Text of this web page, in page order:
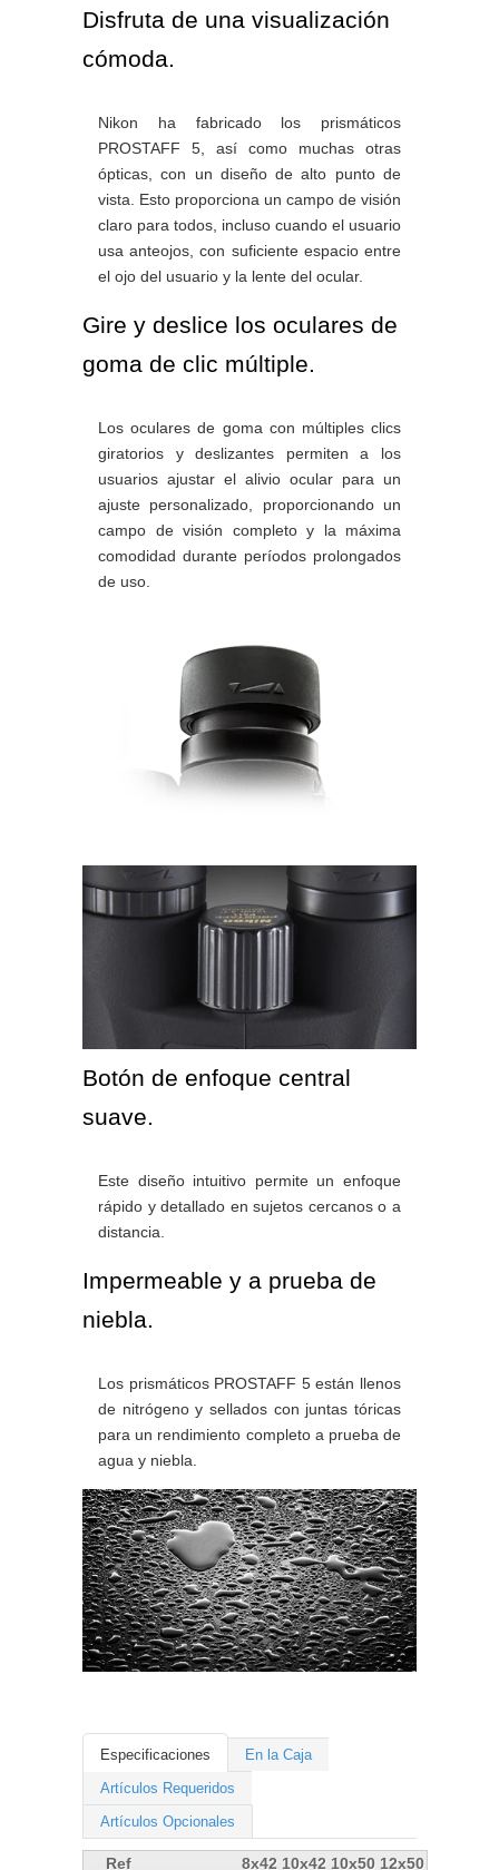
Disfruta de una visualización
cómoda.
Nikon ha fabricado los prismáticos
PROSTAFF 5, así como muchas otras
ópticas, con un diseño de alto punto de
vista. Esto proporciona un campo de visión
claro para todos, incluso cuando el usuario
usa anteojos, con suficiente espacio entre
el ojo del usuario y la lente del ocular.
Gire y deslice los oculares de
goma de clic múltiple.
Los oculares de goma con múltiples clics
giratorios y deslizantes permiten a los
usuarios ajustar el alivio ocular para un
ajuste personalizado, proporcionando un
campo de visión completo y la máxima
comodidad durante períodos prolongados
de uso.
Botón de enfoque central
suave.
Este diseño intuitivo permite un enfoque
rápido y detallado en sujetos cercanos o a
distancia.
Impermeable y a prueba de
niebla.
Los prismáticos PROSTAFF 5 están llenos
de nitrógeno y sellados con juntas tóricas
para un rendimiento completo a prueba de
agua y niebla.
Especificaciones
En la Caja
Artículos Requeridos
Artículos Opcionales
Ref 8x42 10x42 10x50 12x50